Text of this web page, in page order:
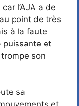
l’AJA a de
point de très
à la faute
puissante et
son
sa